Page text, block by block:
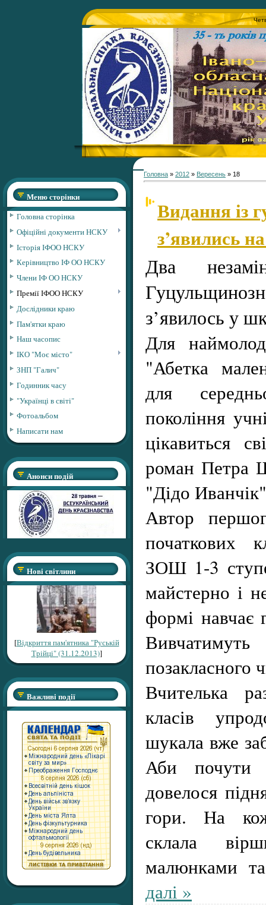
Меню сторінки
Головна сторінка
Офіційні документи НСКУ
Історія ІФОО НСКУ
Керівництво ІФ ОО НСКУ
Члени ІФ ОО НСКУ
Премії ІФОО НСКУ
Дослідники краю
Пам'ятки краю
Наш часопис
ІКО "Моє місто"
ЗНП "Галич"
Годинник часу
"Українці в світі"
Фотоальбом
Написати нам
Анонси подій
Нові світлини
[Відкриття пам'ятника "Руській
Трійці" (31.12.2013)]
Важливі події
Головна » 2012 » Вересень » 18
Видання із
з’явились
Два
з’явилось у
Для
"Абетка
для
покоління
цікавиться
роман Петра
"Дідо
Автор
початкових
ЗОШ 1-3
майстерно і
формі навчає
позакласного
Вчителька
класів
шукала вже
Аби почути
довелося
гори. На
склала
малюнками
далі »